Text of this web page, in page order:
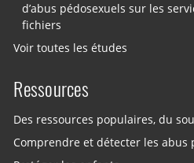
d’abus pédosexuels sur les
fichiers
Voir toutes les études
Ressources
Des ressources populaires, du
Comprendre et détecter les abus